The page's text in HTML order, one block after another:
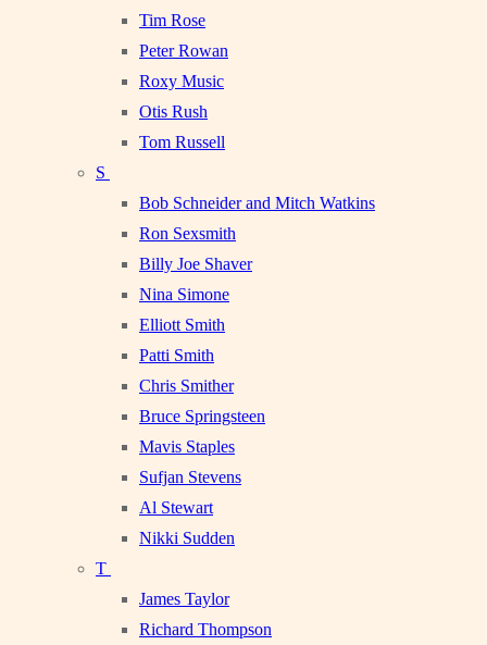
Tim Rose
Peter Rowan
Roxy Music
Otis Rush
Tom Russell
S
Bob Schneider and Mitch Watkins
Ron Sexsmith
Billy Joe Shaver
Nina Simone
Elliott Smith
Patti Smith
Chris Smither
Bruce Springsteen
Mavis Staples
Sufjan Stevens
Al Stewart
Nikki Sudden
T
James Taylor
Richard Thompson